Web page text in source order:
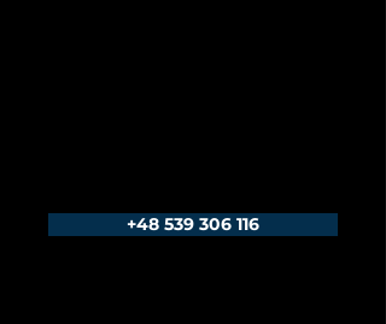
+48 539 306 116